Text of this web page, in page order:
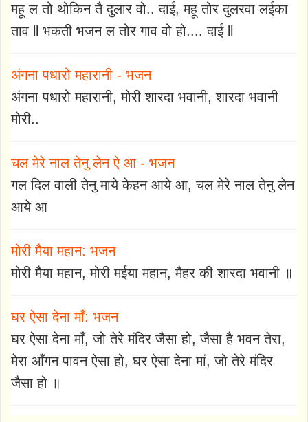
महू ल तो थोकिन तै दुलार वो.. दाई, महू तोर दुलरवा लईका
ताव ll भकती भजन ल तोर गाव वो हो.... दाई ll
अंगना पधारो महारानी - भजन
अंगना पधारो महारानी, मोरी शारदा भवानी, शारदा भवानी
मोरी..
चल मेरे नाल तेनु लेन ऐ आ - भजन
गल दिल वाली तेनु माये केहन आये आ, चल मेरे नाल तेनु लेन
आये आ
मोरी मैया महान: भजन
मोरी मैया महान, मोरी मईया महान, मैहर की शारदा भवानी ॥
घर ऐसा देना माँ: भजन
घर ऐसा देना माँ, जो तेरे मंदिर जैसा हो, जैसा है भवन तेरा,
मेरा आँगन पावन ऐसा हो, घर ऐसा देना मां, जो तेरे मंदिर
जैसा हो ॥